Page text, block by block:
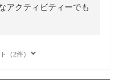
アクティビティーでも
（2件）